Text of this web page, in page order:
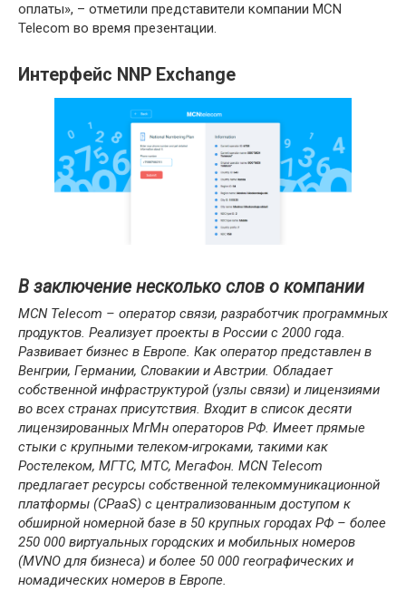
оплаты», – отметили представители компании MCN
Telecom во время презентации.
Интерфейс NNP Exchange
В заключение несколько слов о компании
MCN Telecom – оператор связи, разработчик программных
продуктов. Реализует проекты в России с 2000 года.
Развивает бизнес в Европе. Как оператор представлен в
Венгрии, Германии, Словакии и Австрии. Обладает
собственной инфраструктурой (узлы связи) и лицензиями
во всех странах присутствия. Входит в список десяти
лицензированных МгМн операторов РФ. Имеет прямые
стыки с крупными телеком-игроками, такими как
Ростелеком, МГТС, МТС, МегаФон. MCN Telecom
предлагает ресурсы собственной телекоммуникационной
платформы (CPaaS) с централизованным доступом к
обширной номерной базе в 50 крупных городах РФ – более
250 000 виртуальных городских и мобильных номеров
(MVNO для бизнеса) и более 50 000 географических и
номадических номеров в Европе.